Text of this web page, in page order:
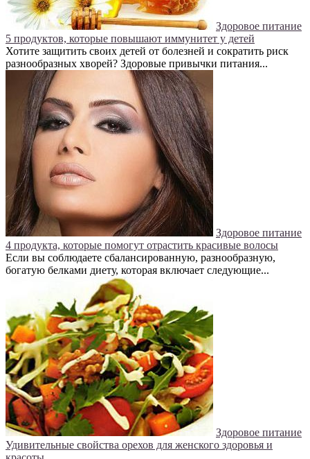
Здоровое питание
5 продуктов, которые повышают иммунитет у детей
Хотите защитить своих детей от болезней и сократить риск
разнообразных хворей? Здоровые привычки питания...
Здоровое питание
4 продукта, которые помогут отрастить красивые волосы
Если вы соблюдаете сбалансированную, разнообразную,
богатую белками диету, которая включает следующие...
Здоровое питание
Удивительные свойства орехов для женского здоровья и